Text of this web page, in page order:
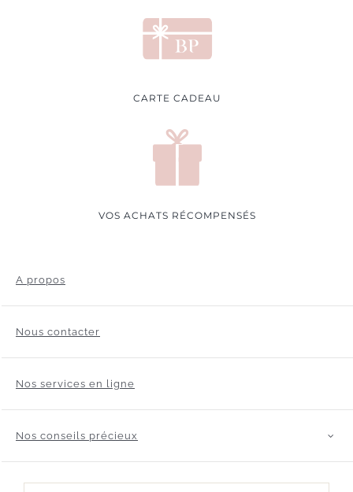
CARTE CADEAU
VOS ACHATS RÉCOMPENSÉS
A propos
Nous contacter
Nos services en ligne
Nos conseils précieux